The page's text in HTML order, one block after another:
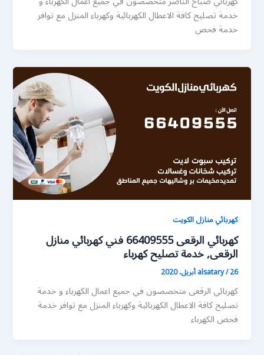
خدمة تصليح كافة الاعطال الكهربائية وكهرباء المنزل مع توافر
خدمة فحص
كهربائي منازل الكويت
كهربائي الرقعى 66409555 فني كهربائي منازل
الرقعى, خدمة تصليح كهرباء
alsatary/26 أبريل، 2020
كهربائي الرقعى متخصصون في جميع اعمال الكهرباء و خدمة
تصليح كافة الاعطال الكهربائية وكهرباء المنزل مع توافر خدمة
فحص الكهرباء